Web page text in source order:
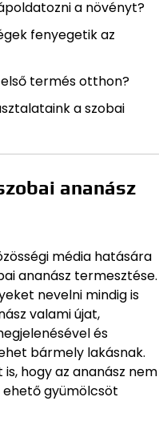
a növényt?
fenyegetik az
termés otthon?
a szobai
ananász
média hatására
ananász termesztése.
nevelni mindig is
valami újat,
és
bármely lakásnak.
hogy az ananász nem
gyümölcsöt